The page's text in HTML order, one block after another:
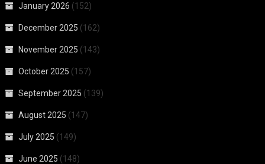
January 2026 (152)
December 2025 (162)
November 2025 (143)
October 2025 (157)
September 2025 (139)
August 2025 (147)
July 2025 (149)
June 2025 (148)